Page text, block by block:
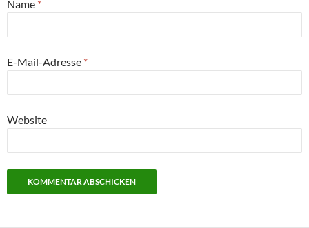
Name *
E-Mail-Adresse *
Website